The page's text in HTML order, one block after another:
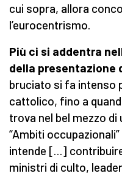
cui sopra, allora
l’eurocentrismo.
Più ci si addentra
della presentazione
bruciato si fa intenso
cattolico, fino a
trova nel bel mezzo
“Ambiti
intende […]
ministri di culto,